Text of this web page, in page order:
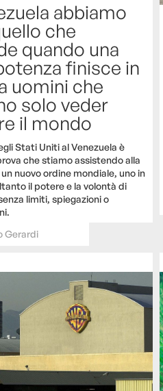
abbiamo
che
quando una
finisce in
uomini che
solo veder
il mondo
Stati Uniti al Venezuela è
che stiamo assistendo alla
nuovo ordine mondiale, uno in
il potere e la volontà di
limiti, spiegazioni o
Gerardi